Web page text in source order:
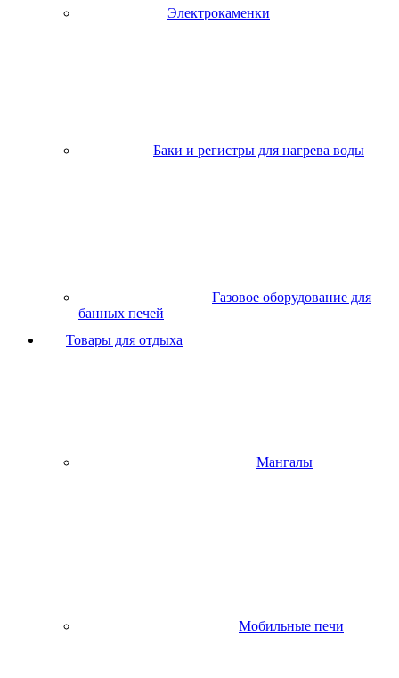
Электрокаменки
Баки и регистры для нагрева воды
Газовое оборудование для
банных печей
Товары для отдыха
Мангалы
Мобильные печи